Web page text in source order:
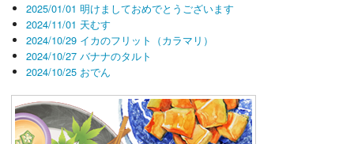
2025/01/01 明けましておめでとうございます
2024/11/01 天むす
2024/10/29 イカのフリット（カラマリ）
2024/10/27 バナナのタルト
2024/10/25 おでん